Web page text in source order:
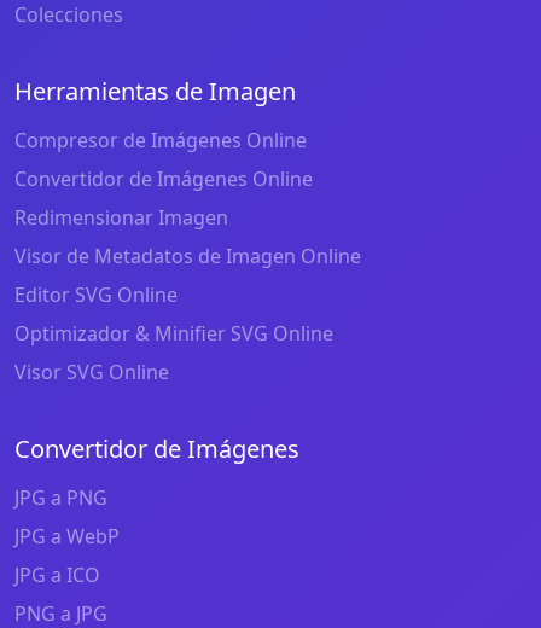
Colecciones
Herramientas de Imagen
Compresor de Imágenes Online
Convertidor de Imágenes Online
Redimensionar Imagen
Visor de Metadatos de Imagen Online
Editor SVG Online
Optimizador & Minifier SVG Online
Visor SVG Online
Convertidor de Imágenes
JPG a PNG
JPG a WebP
JPG a ICO
PNG a JPG